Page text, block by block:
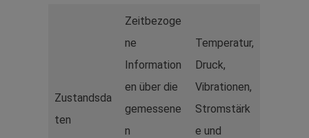
Zustandsda
ten
Zeitbezoge
ne
Information
en über die
gemessene
n
Temperatur,
Druck,
Vibrationen,
Stromstärk
e und